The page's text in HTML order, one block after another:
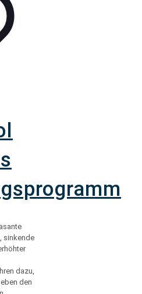
sinkende
dazu,
den